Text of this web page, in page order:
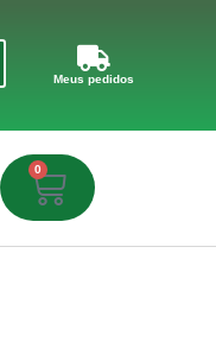
Meus pedidos
0
Carrinho